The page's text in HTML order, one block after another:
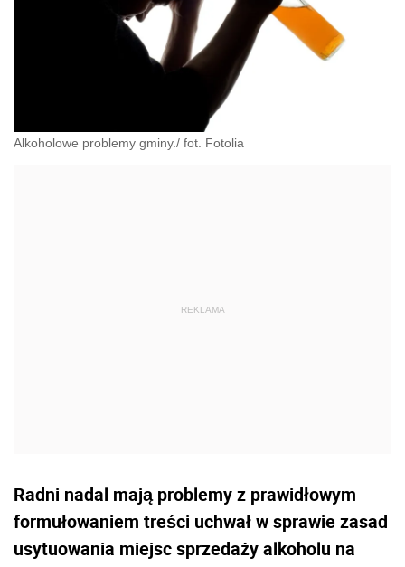
Alkoholowe problemy gminy./ fot. Fotolia
Radni nadal mają problemy z prawidłowym
formułowaniem treści uchwał w sprawie zasad
usytuowania miejsc sprzedaży alkoholu na